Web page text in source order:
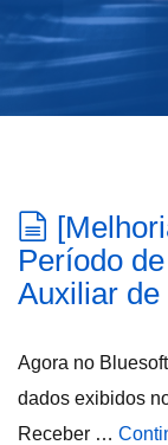
Período
Auxiliar
Agora no
dados exibidos
Receber …